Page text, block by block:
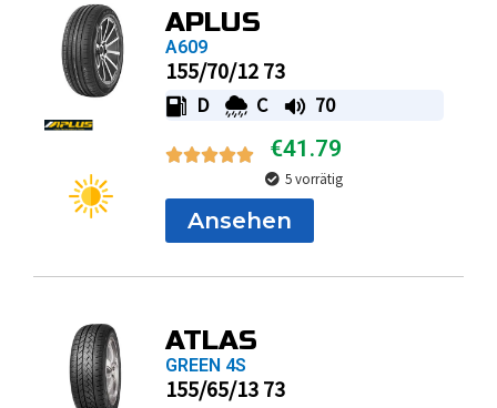
APLUS
A609
155/70/12 73
D C 70
€41.79
5 vorrätig
Ansehen
ATLAS
GREEN 4S
155/65/13 73